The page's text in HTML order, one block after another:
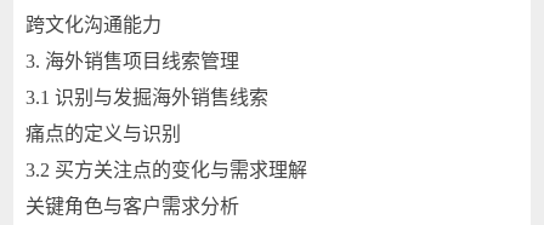
跨文化沟通能力
3. 海外销售项目线索管理
3.1 识别与发掘海外销售线索
痛点的定义与识别
3.2 买方关注点的变化与需求理解
关键角色与客户需求分析